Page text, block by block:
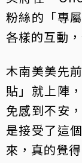
粉絲的「專
各樣的互動
木南美美先
貼」就上陣
免感到不安
是接受了這
來，真的覺